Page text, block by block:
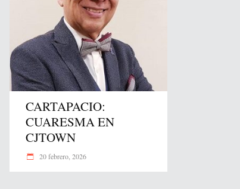
CARTAPACIO:
CUARESMA EN
CJTOWN
20 febrero, 2026